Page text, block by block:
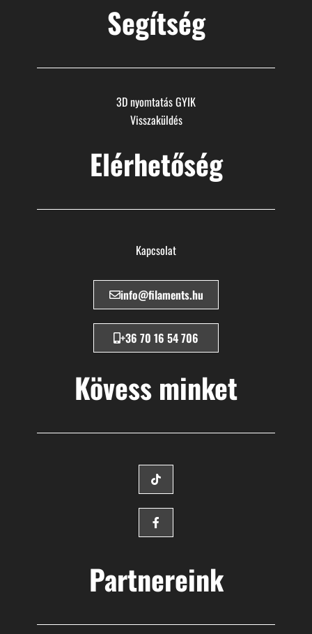
Segítség
3D nyomtatás GYIK
Visszaküldés
Elérhetőség
Kapcsolat
info@filaments.hu
+36 70 16 54 706
Kövess minket
Partnereink